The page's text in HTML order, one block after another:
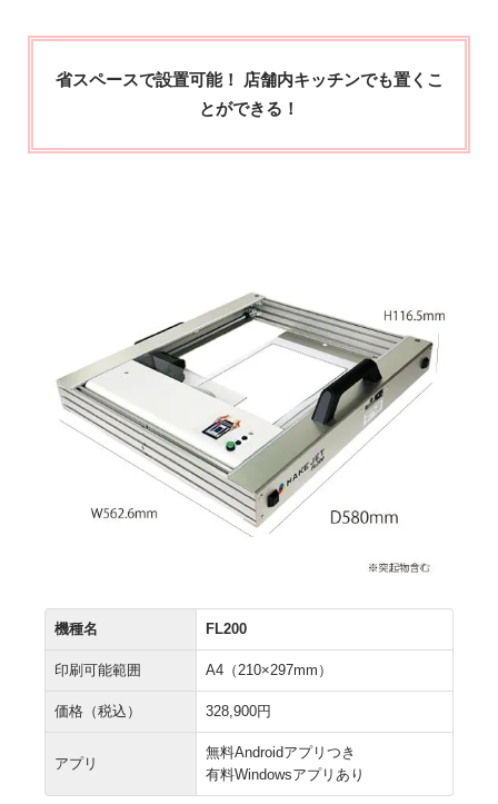
省スペースで設置可能！ 店舗内キッチンでも置くこ
とができる！
機種名 FL200
印刷可能範囲 A4（210×297mm）
価格（税込） 328,900円
アプリ
無料Androidアプリつき
有料Windowsアプリあり